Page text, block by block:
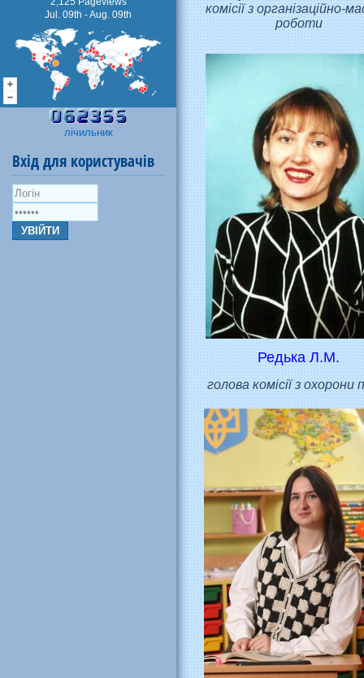
Jul. 09th - Aug. 09th
лічильник
Вхід для користувачів
комісії з організаційно-
роботи
Редька Л.М.
голова комісії з охорони